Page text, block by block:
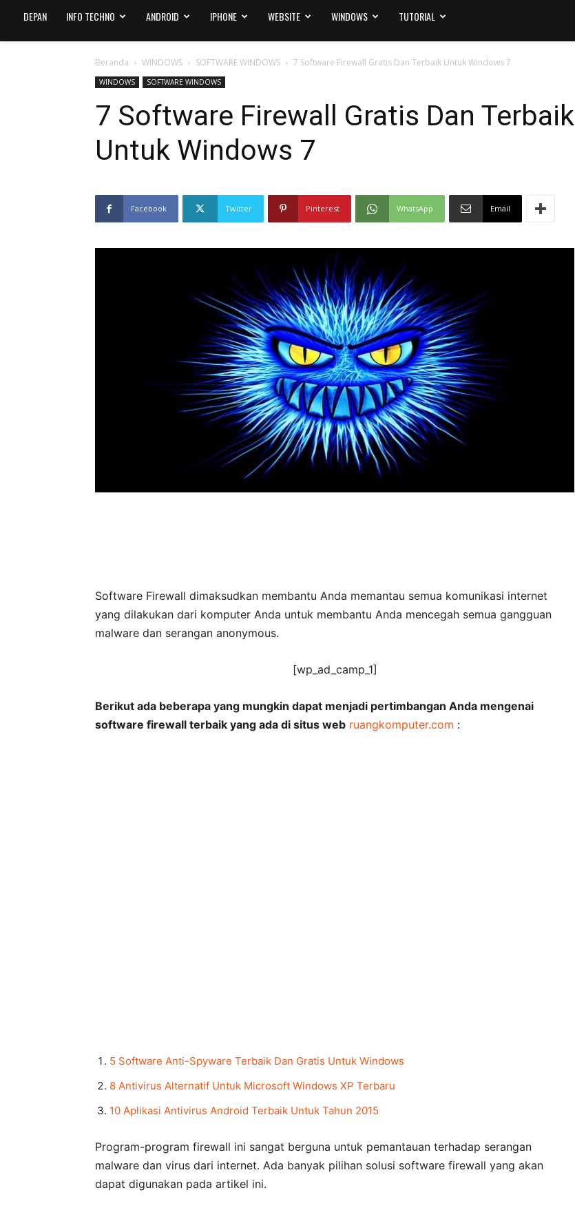
DEPAN INFO TECHNO ANDROID IPHONE WEBSITE WINDOWS TUTORIAL
Beranda WINDOWS SOFTWARE WINDOWS 7 Software Firewall Gratis Dan Terbaik Untuk Windows 7
WINDOWS SOFTWARE WINDOWS
7 Software Firewall Gratis Dan Terbaik
Untuk Windows 7
Facebook Twitter Pinterest WhatsApp Email
Software Firewall dimaksudkan membantu Anda memantau semua komunikasi internet
yang dilakukan dari komputer Anda untuk membantu Anda mencegah semua gangguan
malware dan serangan anonymous.
[wp_ad_camp_1]
Berikut ada beberapa yang mungkin dapat menjadi pertimbangan Anda mengenai
software firewall terbaik yang ada di situs web ruangkomputer.com :
5 Software Anti-Spyware Terbaik Dan Gratis Untuk Windows
8 Antivirus Alternatif Untuk Microsoft Windows XP Terbaru
10 Aplikasi Antivirus Android Terbaik Untuk Tahun 2015
Program-program firewall ini sangat berguna untuk pemantauan terhadap serangan
malware dan virus dari internet. Ada banyak pilihan solusi software firewall yang akan
dapat digunakan pada artikel ini.